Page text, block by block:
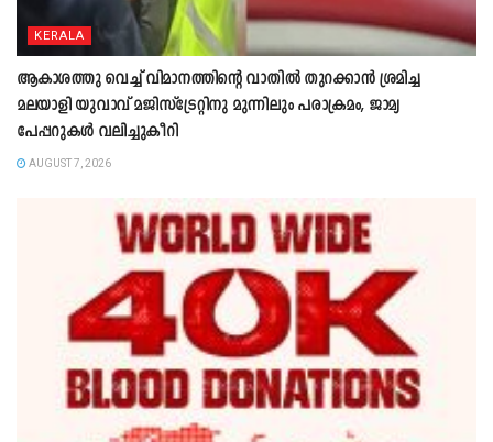
KERALA
ആകാശത്തു വെച്ച് വിമാനത്തിന്റെ വാതില്‍ തുറക്കാന്‍ ശ്രമിച്ച
മലയാളി യുവാവ് മജിസ്ട്രേറ്റിനു മുന്നിലും പരാക്രമം, ജാമ്യ
പേപ്പറുകൾ വലിച്ചുകീറി
AUGUST 7, 2026